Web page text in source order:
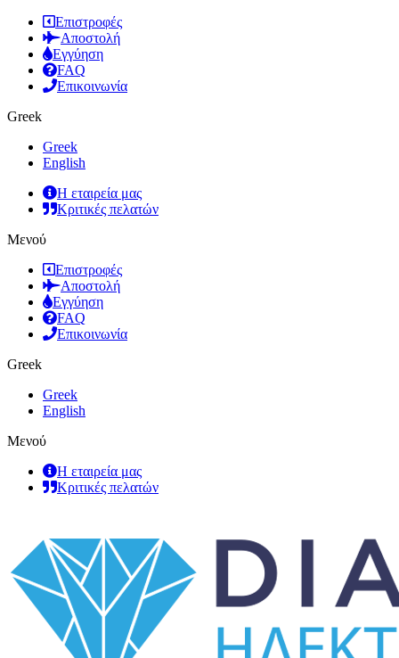
Επιστροφές
Αποστολή
Εγγύηση
FAQ
Επικοινωνία
Greek
Greek
English
Η εταιρεία μας
Κριτικές πελατών
Μενού
Επιστροφές
Αποστολή
Εγγύηση
FAQ
Επικοινωνία
Greek
Greek
English
Μενού
Η εταιρεία μας
Κριτικές πελατών